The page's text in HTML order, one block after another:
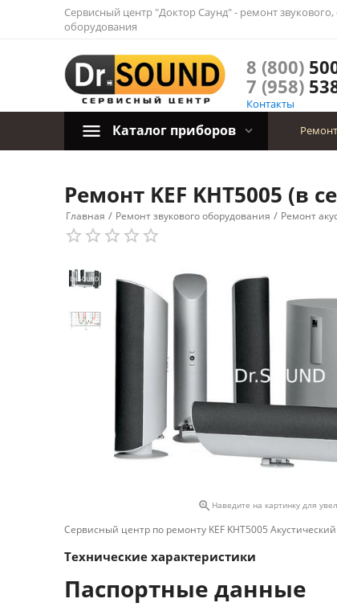
Сервисный центр "Доктор Саунд" - ремонт
оборудования
8 (800)
7 (958)
Контакты
Каталог приборов
Ремонт KEF KHT5005 (в
Главная / Ремонт звукового оборудования / Ремонт
 Наведите на картинку для
Сервисный центр по ремонту KEF KHT5005
Технические характеристики
Паспортные данные